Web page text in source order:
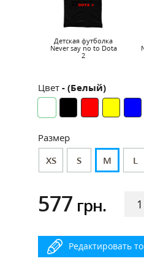
Детская футболка
Never say no to Dota
2
Цвет - (Белый)
Размер
XS
S M L
577 грн.
Редактировать